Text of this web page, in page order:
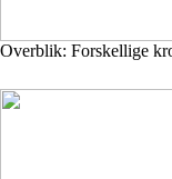
Overblik: Forskellige